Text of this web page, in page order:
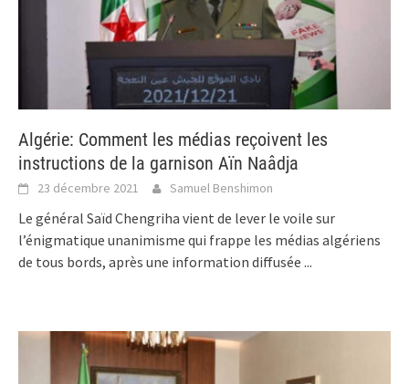
Algérie: Comment les médias reçoivent les
instructions de la garnison Aïn Naâdja
23 décembre 2021 Samuel Benshimon
Le général Saïd Chengriha vient de lever le voile sur
l’énigmatique unanimisme qui frappe les médias algériens
de tous bords, après une information diffusée ...